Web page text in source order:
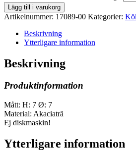
Lägg till i varukorg
Artikelnummer: 17089-00 Kategorier:
Beskrivning
Ytterligare information
Beskrivning
Produktinformation
Mått: H: 7 Ø: 7
Material: Akaciaträ
Ej diskmaskin!
Ytterligare information